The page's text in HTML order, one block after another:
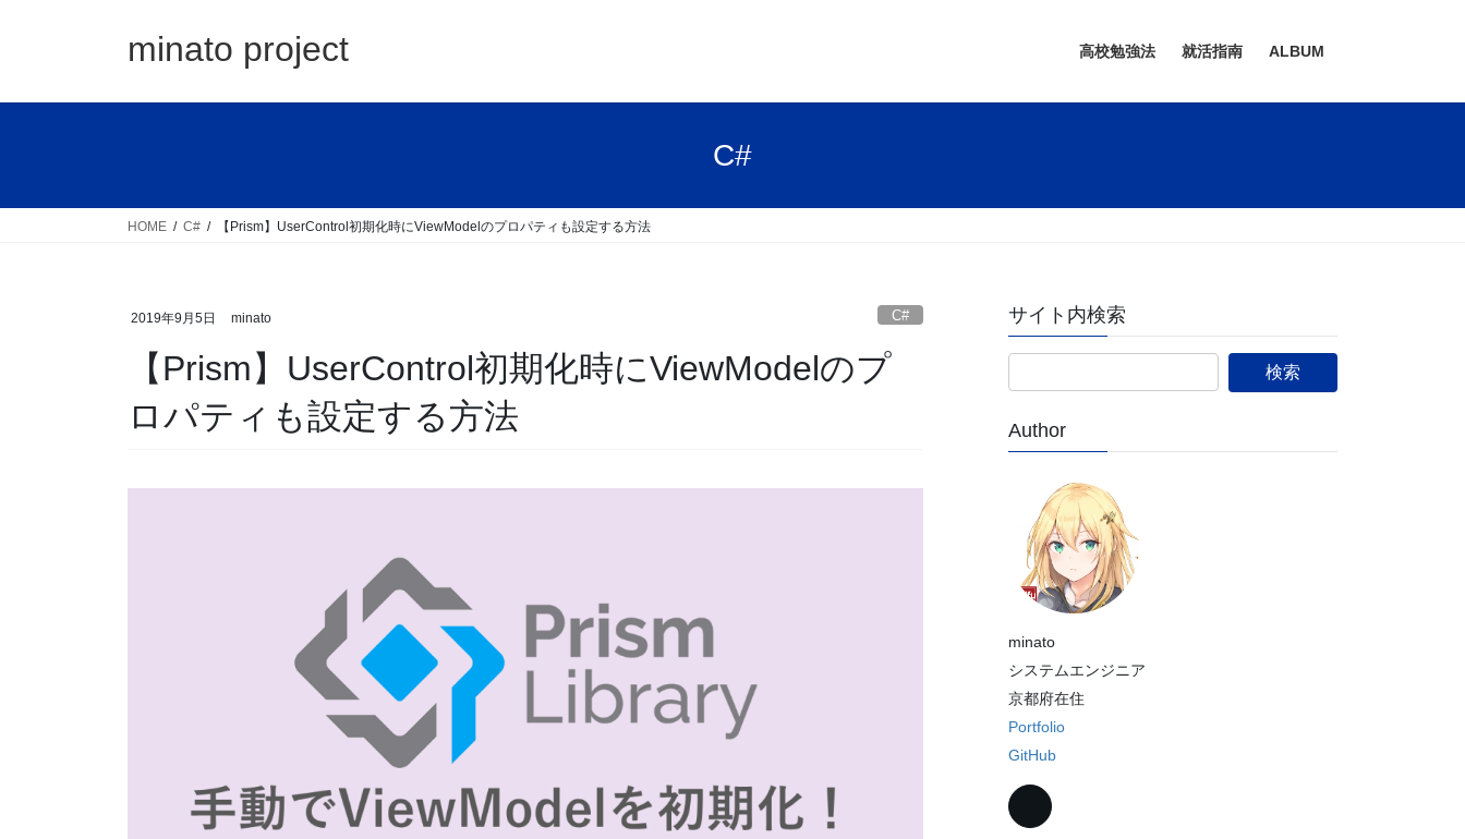
minato project 高校勉強法 就活指南 ALBUM
C#
HOME C# 【Prism】UserControl初期化時にViewModelのプロパティも設定する方法
2019年9月5日 minato C#
【Prism】UserControl初期化時にViewModelのプ
ロパティも設定する方法
サイト内検索
Author
minato
システムエンジニア
京都府在住
Portfolio
GitHub